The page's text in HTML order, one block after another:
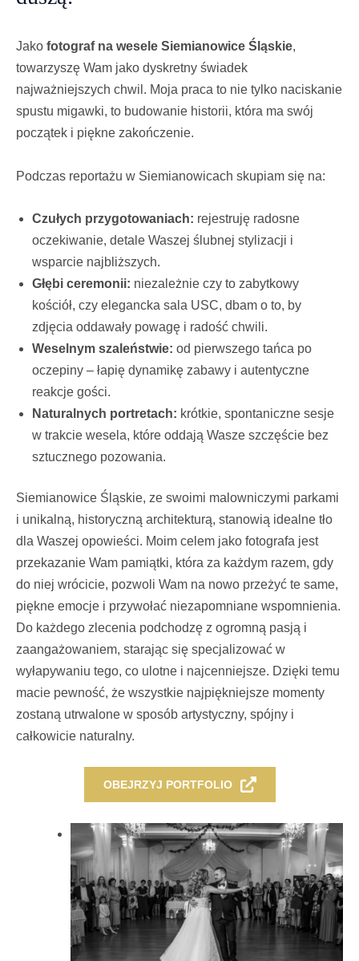
Jako fotograf na wesele Siemianowice Śląskie,
towarzyszę Wam jako dyskretny świadek
najważniejszych chwil. Moja praca to nie tylko naciskanie
spustu migawki, to budowanie historii, która ma swój
początek i piękne zakończenie.
Podczas reportażu w Siemianowicach skupiam się na:
Czułych przygotowaniach: rejestruję radosne
oczekiwanie, detale Waszej ślubnej stylizacji i
wsparcie najbliższych.
Głębi ceremonii: niezależnie czy to zabytkowy
kościół, czy elegancka sala USC, dbam o to, by
zdjęcia oddawały powagę i radość chwili.
Weselnym szaleństwie: od pierwszego tańca po
oczepiny – łapię dynamikę zabawy i autentyczne
reakcje gości.
Naturalnych portretach: krótkie, spontaniczne sesje
w trakcie wesela, które oddają Wasze szczęście bez
sztucznego pozowania.
Siemianowice Śląskie, ze swoimi malowniczymi parkami
i unikalną, historyczną architekturą, stanowią idealne tło
dla Waszej opowieści. Moim celem jako fotografa jest
przekazanie Wam pamiątki, która za każdym razem, gdy
do niej wrócicie, pozwoli Wam na nowo przeżyć te same,
piękne emocje i przywołać niezapomniane wspomnienia.
Do każdego zlecenia podchodzę z ogromną pasją i
zaangażowaniem, starając się specjalizować w
wyłapywaniu tego, co ulotne i najcenniejsze. Dzięki temu
macie pewność, że wszystkie najpiękniejsze momenty
zostaną utrwalone w sposób artystyczny, spójny i
całkowicie naturalny.
OBEJRZYJ PORTFOLIO